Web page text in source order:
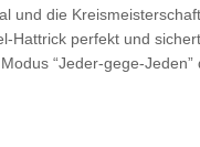
und die
Hattrick perfekt und
“Jeder-gege-